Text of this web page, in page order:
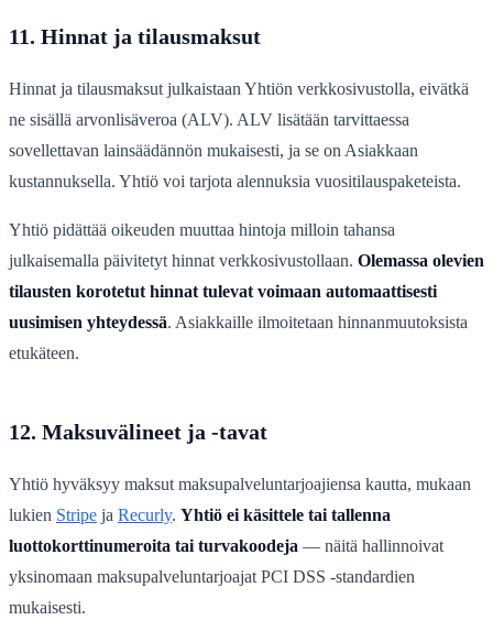
11. Hinnat ja tilausmaksut
Hinnat ja tilausmaksut julkaistaan Yhtiön verkkosivustolla, eivätkä
ne sisällä arvonlisäveroa (ALV). ALV lisätään tarvittaessa
sovellettavan lainsäädännön mukaisesti, ja se on Asiakkaan
kustannuksella. Yhtiö voi tarjota alennuksia vuositilauspaketeista.
Yhtiö pidättää oikeuden muuttaa hintoja milloin tahansa
julkaisemalla päivitetyt hinnat verkkosivustollaan. Olemassa olevien
tilausten korotetut hinnat tulevat voimaan automaattisesti
uusimisen yhteydessä. Asiakkaille ilmoitetaan hinnanmuutoksista
etukäteen.
12. Maksuvälineet ja -tavat
Yhtiö hyväksyy maksut maksupalveluntarjoajiensa kautta, mukaan
lukien Stripe ja Recurly. Yhtiö ei käsittele tai tallenna
luottokorttinumeroita tai turvakoodeja — näitä hallinnoivat
yksinomaan maksupalveluntarjoajat PCI DSS -standardien
mukaisesti.